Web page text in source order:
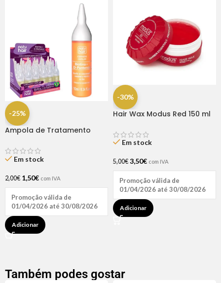
-25%
Ampola de Tratamento
Hair (1 UNIDADE)
Em stock
2,00€ 1,50€ com IVA
Promoção válida de
01/04/2026 até 30/08/2026
Adicionar
-30%
Hair Wax Modus Red 150 ml
Em stock
5,00€ 3,50€ com IVA
Promoção válida de
01/04/2026 até 30/08/2026
Adicionar
Também podes gostar